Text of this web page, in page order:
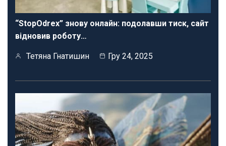
“StopOdrex” знову онлайн: подолавши тиск, сайт
відновив роботу…
Тетяна Гнатишин Гру 24, 2025